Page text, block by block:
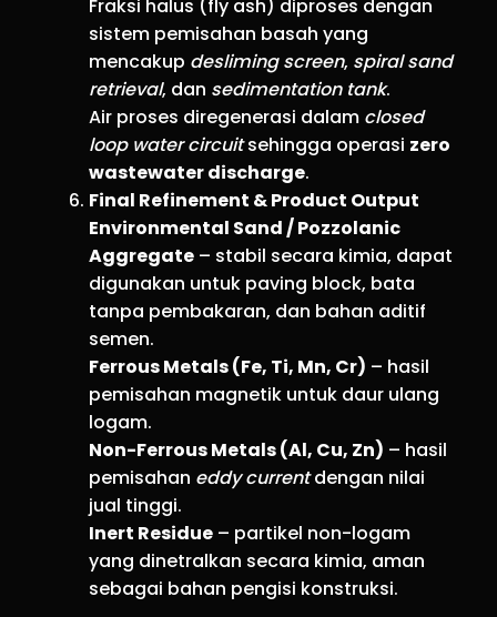
Fraksi halus (fly ash) diproses dengan
sistem pemisahan basah yang
mencakup desliming screen, spiral sand
retrieval, dan sedimentation tank.
Air proses diregenerasi dalam closed
loop water circuitsehingga operasi zero
wastewater discharge.
Final Refinement & Product Output
Environmental Sand / Pozzolanic
Aggregate – stabil secara kimia, dapat
digunakan untuk paving block, bata
tanpa pembakaran, dan bahan aditif
semen.
Ferrous Metals (Fe, Ti, Mn, Cr) – hasil
pemisahan magnetik untuk daur ulang
logam.
Non-Ferrous Metals (Al, Cu, Zn) – hasil
pemisahan eddy currentdengan nilai
jual tinggi.
Inert Residue – partikel non-logam
yang dinetralkan secara kimia, aman
sebagai bahan pengisi konstruksi.